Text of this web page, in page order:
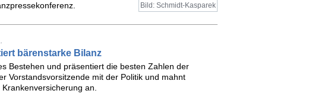
Bild: Schmidt-Kasparek
bärenstarke Bilanz
Bestehen und präsentiert die besten Zahlen der
Vorstandsvorsitzende mit der Politik und mahnt
an.